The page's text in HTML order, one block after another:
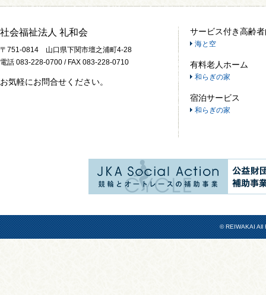
社会福祉法人 礼和会
〒751-0814 山口県下関市壇之浦町4-28
電話 083-228-0700 / FAX 083-228-0710
お気軽にお問合せください。
サービス付き高齢
海と空
有料老人ホーム
和らぎの家
宿泊サービス
和らぎの家
© REIWAKAI All